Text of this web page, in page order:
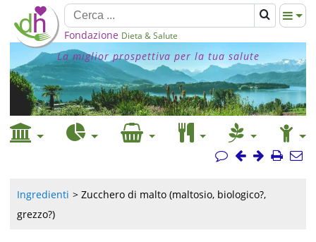
Fondazione Dieta & Salute
La miglior prospettiva per la tua salute
Ingredienti
Zucchero di malto (maltosio, biologico?,
grezzo?)